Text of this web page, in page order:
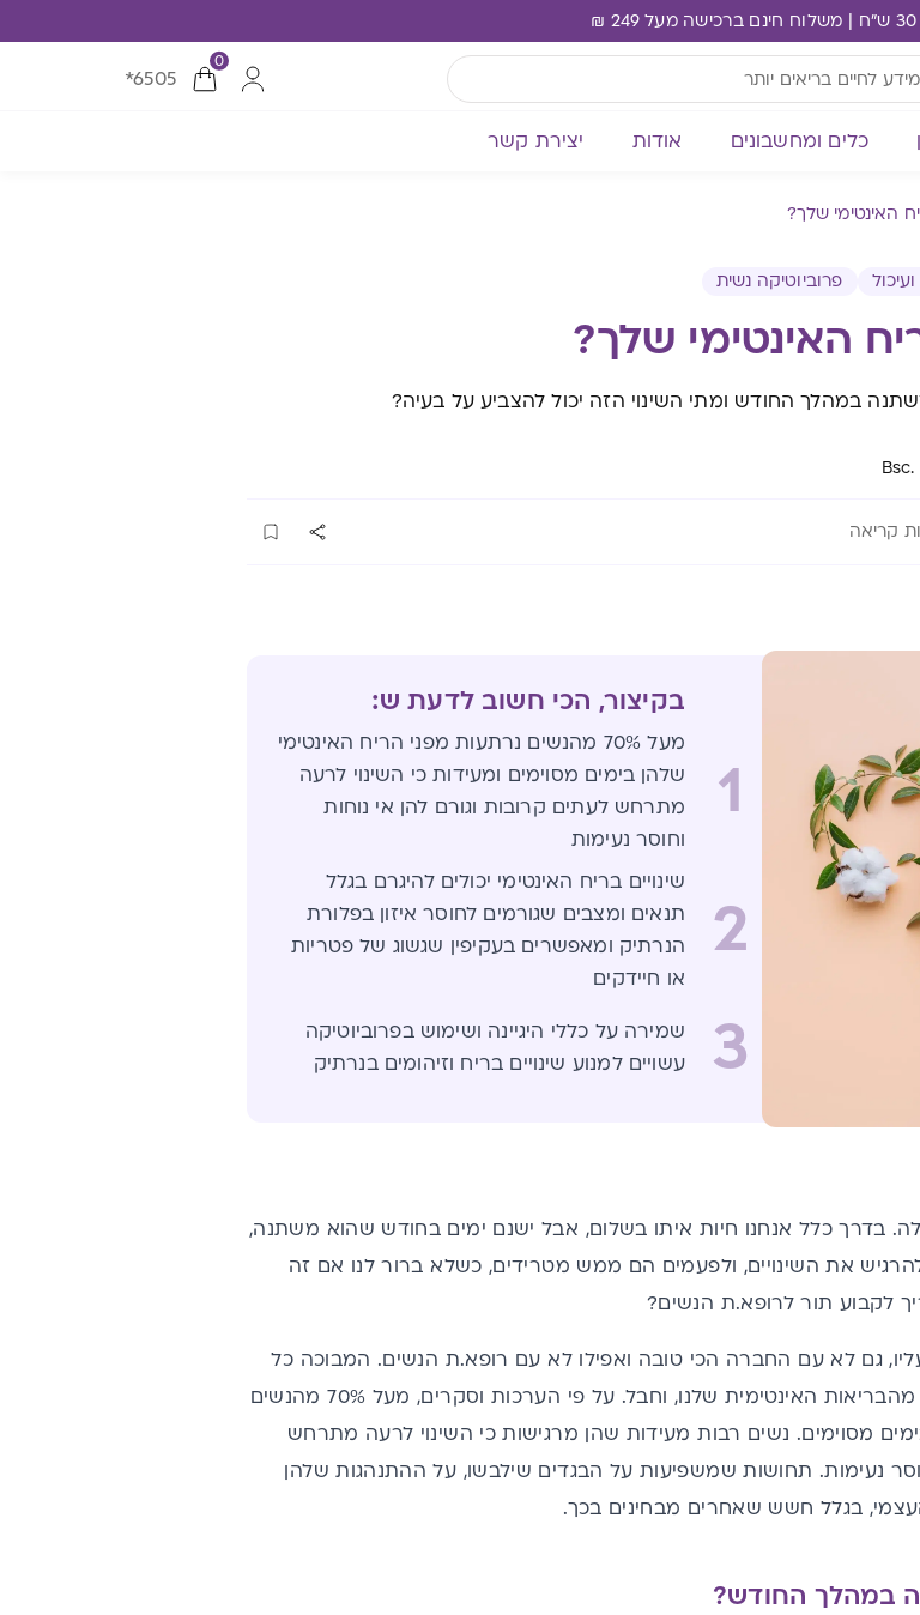
0
*6505
כלים ומחשבונים אודות יצירת קשר
האינטימי שלך?
פרוביוטיקה נשית
האינטימי שלך?
במהלך החודש ומתי השינוי הזה יכול להצביע על בעיה?
בקיצור, הכי חשוב לדעת ש:
1
מעל 70% מהנשים נרתעות מפני הריח האינטימי
שלהן בימים מסוימים ומעידות כי השינוי לרעה
מתרחש לעתים קרובות וגורם להן אי נוחות
וחוסר נעימות
2
שינויים בריח האינטימי יכולים להיגרם בגלל
תנאים ומצבים שגורמים לחוסר איזון בפלורת
הנרתיק ומאפשרים בעקיפין שגשוג של פטריות
או חיידקים
3
שמירה על כללי היגיינה ושימוש בפרוביוטיקה
עשויים למנוע שינויים בריח וזיהומים בנרתיק
לה. בדרך כלל אנחנו חיות איתו בשלום, אבל ישנם ימים בחודש שהוא משתנה,
את השינויים, ולפעמים הם ממש מטרידים, כשלא ברור לנו אם זה
לקבוע תור לרופא.ת הנשים?
גם לא עם החברה הכי טובה ואפילו לא עם רופא.ת הנשים. המבוכה כל
כך גדולה, שאנחנו מעדיפות להתעלם מהבריאות האינטימית שלנו, וחבל. על פי הערכות וסקרים, מעל 70% מהנשים
מסוימים. נשים רבות מעידות שהן מרגישות כי השינוי לרעה מתרחש
נעימות. תחושות שמשפיעות על הבגדים שילבשו, על ההתנהגות שלהן
בגלל חשש שאחרים מבחינים בכך.
במהלך החודש?